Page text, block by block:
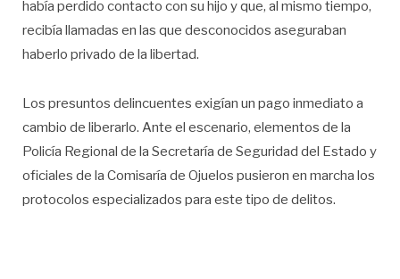
había perdido contacto con su hijo y que, al mismo tiempo,
recibía llamadas en las que desconocidos aseguraban
haberlo privado de la libertad.
Los presuntos delincuentes exigían un pago inmediato a
cambio de liberarlo. Ante el escenario, elementos de la
Policía Regional de la Secretaría de Seguridad del Estado y
oficiales de la Comisaría de Ojuelos pusieron en marcha los
protocolos especializados para este tipo de delitos.